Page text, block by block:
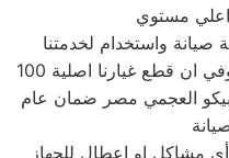
مستوي
واستخدام لخدمتنا
العجمي مصر ضمان عام
مشاكل او اعطال للجهاز